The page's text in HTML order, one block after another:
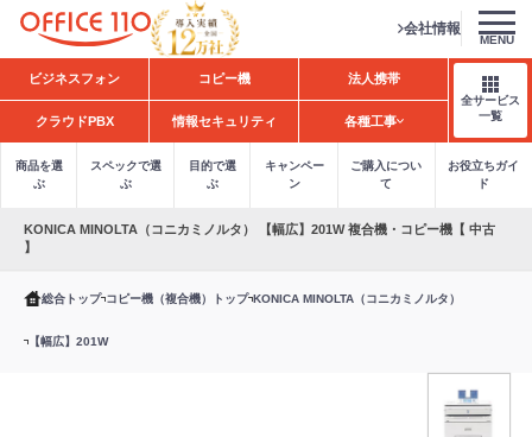
H
o
会社情報
MENU
ビジネスフォン コピー機 法人携帯
クラウドPBX 情報セキュリティ 各種工事
全サービス
一覧
商品を選
ぶ
スペックで選
ぶ
目的で選
ぶ
キャンペー
ン
ご購入につい
て
お役立ちガイ
ド
KONICA MINOLTA（コニカミノルタ） 【幅広】201W 複合機・コピー機【 中古
】
総合トップ コピー機（複合機）トップ KONICA MINOLTA（コニカミノルタ）
【幅広】201W